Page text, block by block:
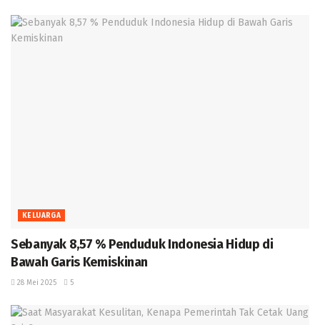
KELUARGA
Sebanyak 8,57 % Penduduk Indonesia Hidup di
Bawah Garis Kemiskinan
28 Mei 2025 5